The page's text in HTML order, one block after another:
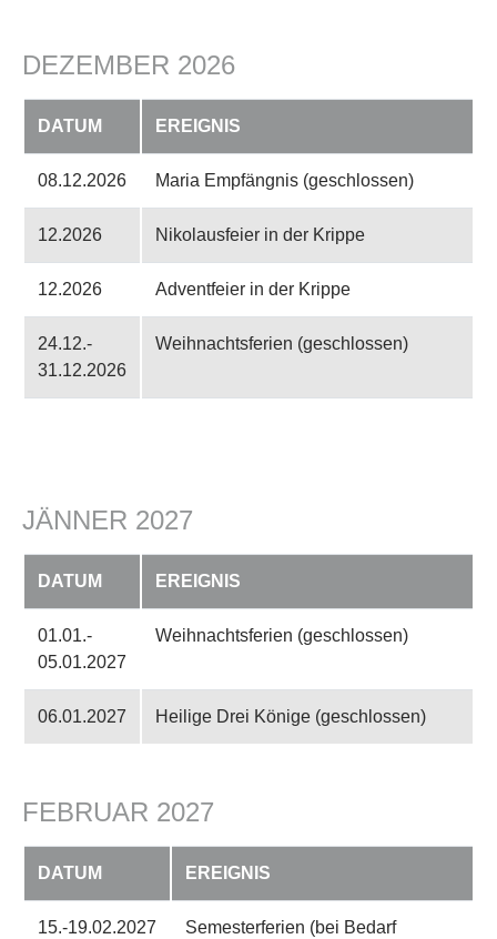
DEZEMBER 2026
DATUM EREIGNIS
08.12.2026 Maria Empfängnis (geschlossen)
12.2026 Nikolausfeier in der Krippe
12.2026 Adventfeier in der Krippe
24.12.-
31.12.2026
Weihnachtsferien (geschlossen)
JÄNNER 2027
DATUM EREIGNIS
01.01.-
05.01.2027
Weihnachtsferien (geschlossen)
06.01.2027 Heilige Drei Könige (geschlossen)
FEBRUAR 2027
DATUM EREIGNIS
15.-19.02.2027
Semesterferien (bei Bedarf